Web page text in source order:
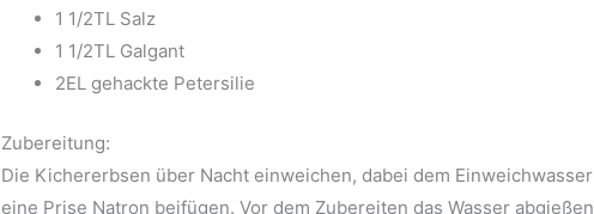
1 1/2TL Salz
1 1/2TL Galgant
2EL gehackte Petersilie
Zubereitung:
Die Kichererbsen über Nacht einweichen, dabei dem Einweichwasser
eine Prise Natron beifügen. Vor dem Zubereiten das Wasser abgießen